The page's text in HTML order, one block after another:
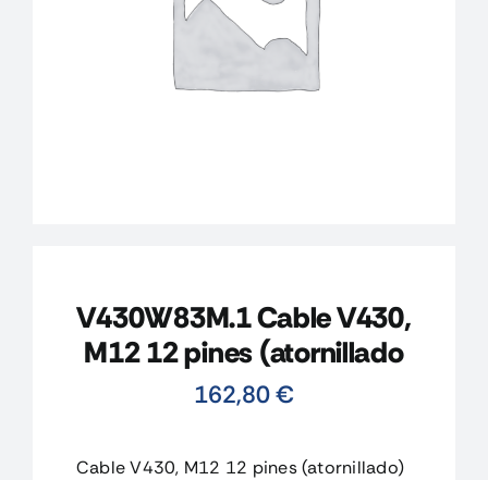
V430W83M.1 Cable V430,
M12 12 pines (atornillado
162,80€
Cable V430, M12 12 pines (atornillado)